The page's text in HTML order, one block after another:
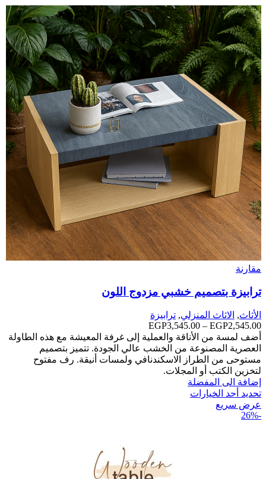
مقارنة
ترابيزة بتصميم خشبي مزدوج اللون
الأثاث, الاثاث المنزلي, ترابيزة
EGP2,545.00
–
EGP3,545.00
نطاق
السعر:
من
أضف لمسة من الأناقة والعملية إلى غرفة المعيشة مع هذه الطاولة
العصرية المصنوعة من الخشب عالي الجودة. تتميز بتصميم
مستوحى من الطراز الاسكندنافي ولمسات أنيقة. رف مفتوح
لتخزين الكتب أو المجلات.
إضافة الى المفضلة
تحديد أحد الخيارات
عرض سريع
-26%